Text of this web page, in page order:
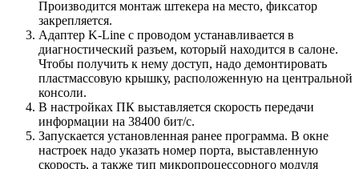
Производится монтаж штекера на место, фиксатор
закрепляется.
Адаптер K-Line с проводом устанавливается в
диагностический разъем, который находится в салоне.
Чтобы получить к нему доступ, надо демонтировать
пластмассовую крышку, расположенную на центральной
консоли.
В настройках ПК выставляется скорость передачи
информации на 38400 бит/с.
Запускается установленная ранее программа. В окне
настроек надо указать номер порта, выставленную
скорость, а также тип микропроцессорного модуля